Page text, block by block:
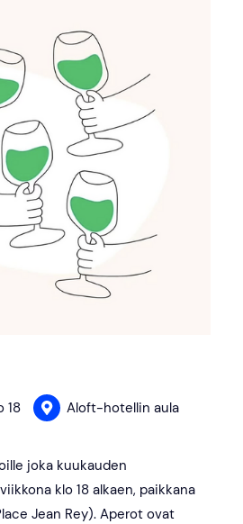
18 Aloft-hotellin aula
joka kuukauden
klo 18 alkaen, paikkana
Jean Rey). Aperot ovat